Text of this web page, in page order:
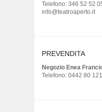
Telefono: 346 52 52
info@teatroaperto.it
PREVENDITA
Negozio Enea
Telefono: 0442 80 121